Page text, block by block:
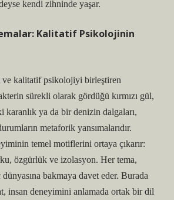
kendi zihninde yaşar.
Kalitatif Psikolojinin
ve kalitatif psikolojiyi birleştiren
sürekli olarak gördüğü kırmızı gül,
karanlık ya da bir denizin dalgaları,
metaforik yansımalarıdır.
temel motiflerini ortaya çıkarır:
özgürlük ve izolasyon. Her tema,
bakmaya davet eder. Burada
insan deneyimini anlamada ortak bir dil